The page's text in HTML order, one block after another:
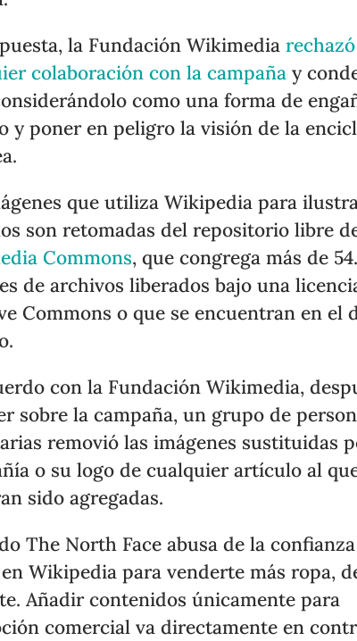
la Fundación Wikimediarechazó
colaboración con la campaña y
como una forma de
y poner en peligro la visión de la
que utiliza Wikipedia para
son retomadas del repositorio libre
Commons, que congrega más de
de archivos liberados bajo una
Commons o que se encuentran en el
con la Fundación Wikimedia,
sobre la campaña, un grupo de
removió las imágenes sustituidas
o su logo de cualquier artículo al
sido agregadas.
The North Face abusa de la
Wikipedia para venderte más ropa,
Añadir contenidos únicamente para
comercial va directamente en